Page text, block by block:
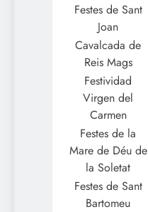
Festes de Sant
Joan
Cavalcada de
Reis Mags
Festividad
Virgen del
Carmen
Festes de la
Mare de Déu de
la Soletat
Festes de Sant
Bartomeu